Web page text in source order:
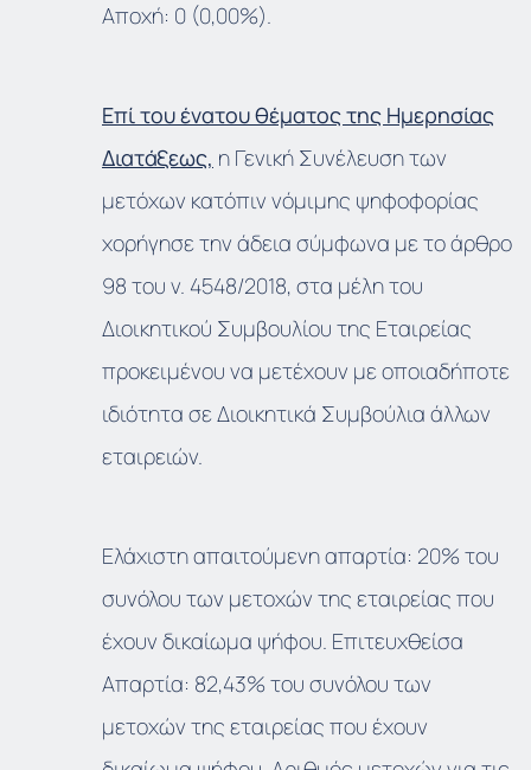
Αποχή: 0 (0,00%).
Επί του ένατου θέματος της Ημερησίας
Διατάξεως, η Γενική Συνέλευση των
μετόχων κατόπιν νόμιμης ψηφοφορίας
χορήγησε την άδεια σύμφωνα με το άρθρο
98 του ν. 4548/2018, στα μέλη του
Διοικητικού Συμβουλίου της Εταιρείας
προκειμένου να μετέχουν με οποιαδήποτε
ιδιότητα σε Διοικητικά Συμβούλια άλλων
εταιρειών.
Ελάχιστη απαιτούμενη απαρτία: 20% του
συνόλου των μετοχών της εταιρείας που
έχουν δικαίωμα ψήφου. Επιτευχθείσα
Απαρτία: 82,43% του συνόλου των
μετοχών της εταιρείας που έχουν